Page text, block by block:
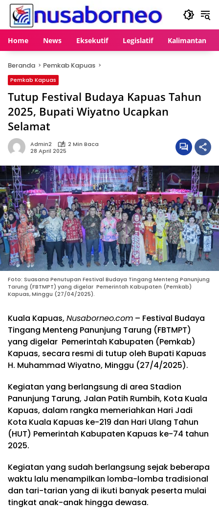
Langsung
konten
Home News Eksekutif Legislatif Kalimantan
Beranda Pemkab Kapuas
Pemkab Kapuas
Tutup Festival Budaya Kapuas Tahun
2025, Bupati Wiyatno Ucapkan
Selamat
Admin2
2 Min Baca
28 April 2025
Foto: Suasana Penutupan Festival Budaya Tingang Menteng Panunjung
Tarung (FBTMPT) yang digelar Pemerintah Kabupaten (Pemkab)
Kapuas, Minggu (27/04/2025).
Kuala Kapuas, Nusaborneo.com – Festival Budaya
Tingang Menteng Panunjung Tarung (FBTMPT)
yang digelar Pemerintah Kabupaten (Pemkab)
Kapuas, secara resmi di tutup oleh Bupati Kapuas
H. Muhammad Wiyatno, Minggu (27/4/2025).
Kegiatan yang berlangsung di area Stadion
Panunjung Tarung, Jalan Patih Rumbih, Kota Kuala
Kapuas, dalam rangka memeriahkan Hari Jadi
Kota Kuala Kapuas ke-219 dan Hari Ulang Tahun
(HUT) Pemerintah Kabupaten Kapuas ke-74 tahun
2025.
Kegiatan yang sudah berlangsung sejak beberapa
waktu lalu menampilkan lomba-lomba tradisional
dan tari-tarian yang di ikuti banyak peserta mulai
tingkat anak-anak hingga dewasa.